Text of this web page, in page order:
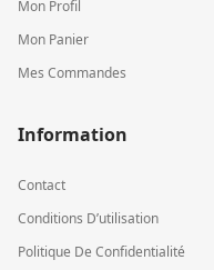
Mon Profil
Mon Panier
Mes Commandes
Information
Contact
Conditions D’utilisation
Politique De Confidentialité